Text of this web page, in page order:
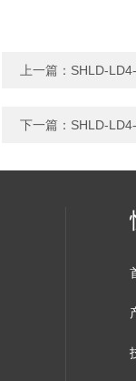
上一篇： SHLD-
下一篇： SHLD-